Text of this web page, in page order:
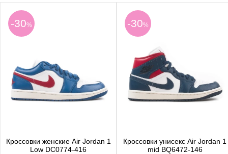
-30%
Кроссовки женские Air Jordan 1
Low DC0774-416
-30%
Кроссовки унисекс Air Jordan 1
mid BQ6472-146